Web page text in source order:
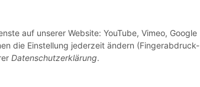
auf unserer Website: YouTube, Vimeo, Google
die Einstellung jederzeit ändern (Fingerabdruck-
Datenschutzerklärung.